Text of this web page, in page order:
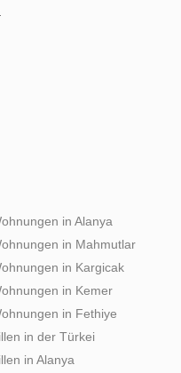
in Alanya
in Mahmutlar
in Kargicak
in Kemer
in Fethiye
in der Türkei
in Alanya